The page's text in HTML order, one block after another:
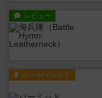
レビュー
ルール/インスト